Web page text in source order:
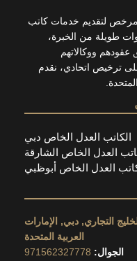
خدمات كاتب
الخبرة،
نقدم
الخاص دبي
الخاص الشارقة
الخاص أبوظبي
دبي, الإمارات
العربية المتحدة
971562327778